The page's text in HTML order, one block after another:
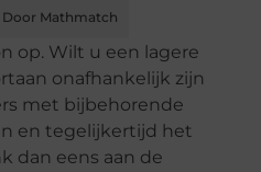
Door Mathmatch
op. Wilt u een lagere
onafhankelijk zijn
met bijbehorende
en tegelijkertijd het
dan eens aan de